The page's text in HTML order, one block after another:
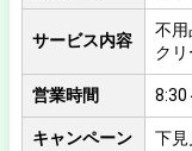
サービス内容
不用
ク
営業時間 8:30
キャンペーン 下見